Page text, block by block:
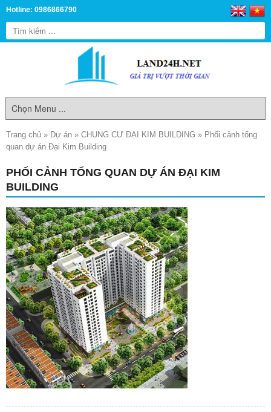
Hotline: 0986866790
Trang chủ » Dự án » CHUNG CƯ ĐẠI KIM BUILDING » Phối cảnh tổng
quan dự án Đại Kim Building
PHỐI CẢNH TỔNG QUAN DỰ ÁN ĐẠI KIM
BUILDING